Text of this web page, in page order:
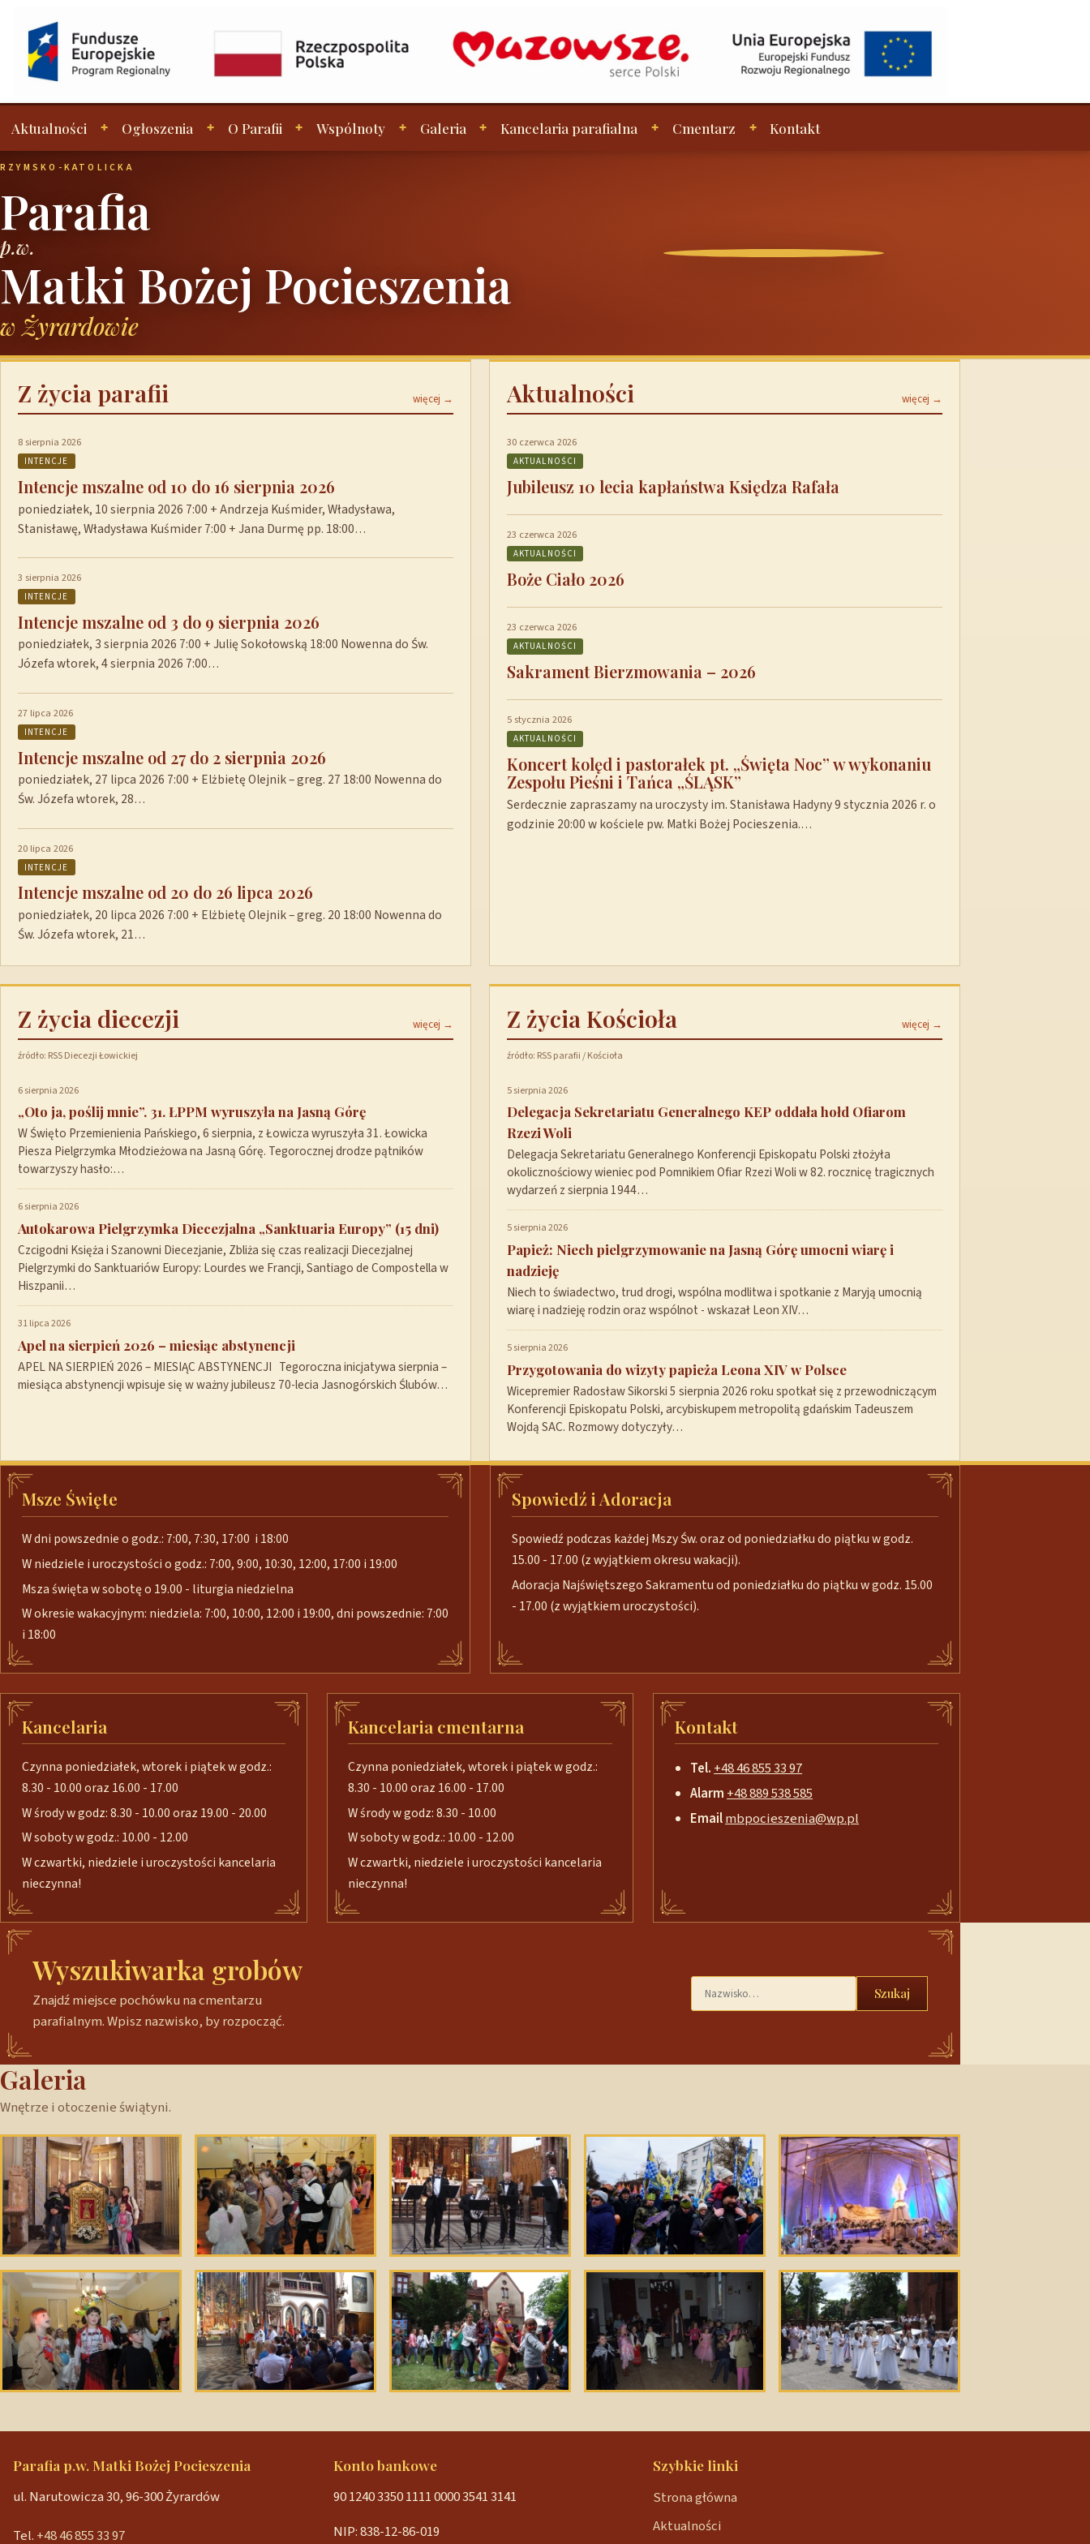
Aktualności Ogłoszenia O Parafii Wspólnoty Galeria Kancelaria parafialna Cmentarz Kontakt
RZYMSKO-KATOLICKA
Parafia
p.w.
Matki Bożej Pocieszenia
w Żyrardowie
Z życia parafii więcej →
8 sierpnia 2026
INTENCJE
Intencje mszalne od 10 do 16 sierpnia 2026
poniedziałek, 10 sierpnia 2026 7:00 + Andrzeja Kuśmider, Władysława,
Stanisławę, Władysława Kuśmider 7:00 + Jana Durmę pp. 18:00…
3 sierpnia 2026
INTENCJE
Intencje mszalne od 3 do 9 sierpnia 2026
poniedziałek, 3 sierpnia 2026 7:00 + Julię Sokołowską 18:00 Nowenna do Św.
Józefa wtorek, 4 sierpnia 2026 7:00…
27 lipca 2026
INTENCJE
Intencje mszalne od 27 do 2 sierpnia 2026
poniedziałek, 27 lipca 2026 7:00 + Elżbietę Olejnik – greg. 27 18:00 Nowenna do
Św. Józefa wtorek, 28…
20 lipca 2026
INTENCJE
Intencje mszalne od 20 do 26 lipca 2026
poniedziałek, 20 lipca 2026 7:00 + Elżbietę Olejnik – greg. 20 18:00 Nowenna do
Św. Józefa wtorek, 21…
Aktualności więcej →
30 czerwca 2026
AKTUALNOŚCI
Jubileusz 10 lecia kapłaństwa Księdza Rafała
23 czerwca 2026
AKTUALNOŚCI
Boże Ciało 2026
23 czerwca 2026
AKTUALNOŚCI
Sakrament Bierzmowania – 2026
5 stycznia 2026
AKTUALNOŚCI
Koncert kolęd i pastorałek pt. „Święta Noc” w wykonaniu
Zespołu Pieśni i Tańca „ŚLĄSK”
Serdecznie zapraszamy na uroczysty im. Stanisława Hadyny 9 stycznia 2026 r. o
godzinie 20:00 w kościele pw. Matki Bożej Pocieszenia.…
Z życia diecezji więcej →
źródło: RSS Diecezji Łowickiej
6 sierpnia 2026
„Oto ja, poślij mnie”. 31. ŁPPM wyruszyła na Jasną Górę
W Święto Przemienienia Pańskiego, 6 sierpnia, z Łowicza wyruszyła 31. Łowicka
Piesza Pielgrzymka Młodzieżowa na Jasną Górę. Tegorocznej drodze pątników
towarzyszy hasło:…
6 sierpnia 2026
Autokarowa Pielgrzymka Diecezjalna „Sanktuaria Europy” (15 dni)
Czcigodni Księża i Szanowni Diecezjanie, Zbliża się czas realizacji Diecezjalnej
Pielgrzymki do Sanktuariów Europy: Lourdes we Francji, Santiago de Compostella w
Hiszpanii…
31 lipca 2026
Apel na sierpień 2026 – miesiąc abstynencji
APEL NA SIERPIEŃ 2026 – MIESIĄC ABSTYNENCJI Tegoroczna inicjatywa sierpnia –
miesiąca abstynencji wpisuje się w ważny jubileusz 70-lecia Jasnogórskich Ślubów…
Z życia Kościoła więcej →
źródło: RSS parafii / Kościoła
5 sierpnia 2026
Delegacja Sekretariatu Generalnego KEP oddała hołd Ofiarom
Rzezi Woli
Delegacja Sekretariatu Generalnego Konferencji Episkopatu Polski złożyła
okolicznościowy wieniec pod Pomnikiem Ofiar Rzezi Woli w 82. rocznicę tragicznych
wydarzeń z sierpnia 1944…
5 sierpnia 2026
Papież: Niech pielgrzymowanie na Jasną Górę umocni wiarę i
nadzieję
Niech to świadectwo, trud drogi, wspólna modlitwa i spotkanie z Maryją umocnią
wiarę i nadzieję rodzin oraz wspólnot - wskazał Leon XIV…
5 sierpnia 2026
Przygotowania do wizyty papieża Leona XIV w Polsce
Wicepremier Radosław Sikorski 5 sierpnia 2026 roku spotkał się z przewodniczącym
Konferencji Episkopatu Polski, arcybiskupem metropolitą gdańskim Tadeuszem
Wojdą SAC. Rozmowy dotyczyły…
Msze Święte
W dni powszednie o godz.: 7:00, 7:30, 17:00 i 18:00
W niedziele i uroczystości o godz.: 7:00, 9:00, 10:30, 12:00, 17:00 i 19:00
Msza święta w sobotę o 19.00 - liturgia niedzielna
W okresie wakacyjnym: niedziela: 7:00, 10:00, 12:00 i 19:00, dni powszednie: 7:00
i 18:00
Spowiedź i Adoracja
Spowiedź podczas każdej Mszy Św. oraz od poniedziałku do piątku w godz.
15.00 - 17.00 (z wyjątkiem okresu wakacji).
Adoracja Najświętszego Sakramentu od poniedziałku do piątku w godz. 15.00
- 17.00 (z wyjątkiem uroczystości).
Kancelaria
Czynna poniedziałek, wtorek i piątek w godz.:
8.30 - 10.00 oraz 16.00 - 17.00
W środy w godz: 8.30 - 10.00 oraz 19.00 - 20.00
W soboty w godz.: 10.00 - 12.00
W czwartki, niedziele i uroczystości kancelaria
nieczynna!
Kancelaria cmentarna
Czynna poniedziałek, wtorek i piątek w godz.:
8.30 - 10.00 oraz 16.00 - 17.00
W środy w godz: 8.30 - 10.00
W soboty w godz.: 10.00 - 12.00
W czwartki, niedziele i uroczystości kancelaria
nieczynna!
Kontakt
Tel.+48 46 855 33 97
Alarm+48 889 538 585
Emailmbpocieszenia@wp.pl
Wyszukiwarka grobów
Znajdź miejsce pochówku na cmentarzu
parafialnym. Wpisz nazwisko, by rozpocząć.
Szukaj
Galeria
Wnętrze i otoczenie świątyni.
Parafia p.w. Matki Bożej Pocieszenia
ul. Narutowicza 30, 96-300 Żyrardów
Tel. +48 46 855 33 97
Konto bankowe
90 1240 3350 1111 0000 3541 3141
NIP: 838-12-86-019
Szybkie linki
Strona główna
Aktualności